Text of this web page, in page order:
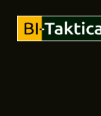
contenido